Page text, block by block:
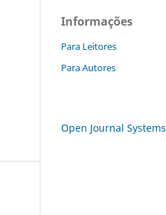
Informações
Para Leitores
Para Autores
Open Journal Systems